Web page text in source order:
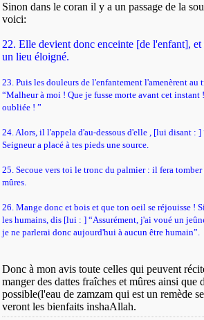
Sinon dans le coran il y a un passage de la
voici:
22. Elle devient donc enceinte [de l'enfant], et
un lieu éloigné.
23. Puis les douleurs de l'enfantement l'amenèrent
“Malheur à moi ! Que je fusse morte avant cet instant
oubliée ! ”
24. Alors, il l'appela d'au-dessous d'elle , [lui disant : ]
Seigneur a placé à tes pieds une source.
25. Secoue vers toi le tronc du palmier : il fera tomber
mûres.
26. Mange donc et bois et que ton oeil se réjouisse !
les humains, dis [lui : ] “Assurément, j'ai voué un
je ne parlerai donc aujourd'hui à aucun être humain”.
Donc à mon avis toute celles qui peuvent
manger des dattes fraîches et mûres ainsi que
possible(l'eau de zamzam qui est un remède
veront les bienfaits inshaAllah.